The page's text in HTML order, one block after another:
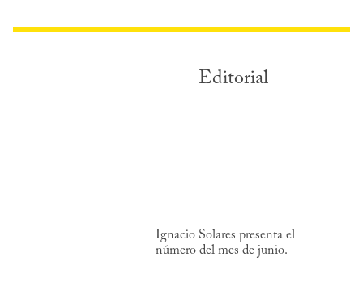
Editorial
Ignacio Solares presenta el
número del mes de junio.